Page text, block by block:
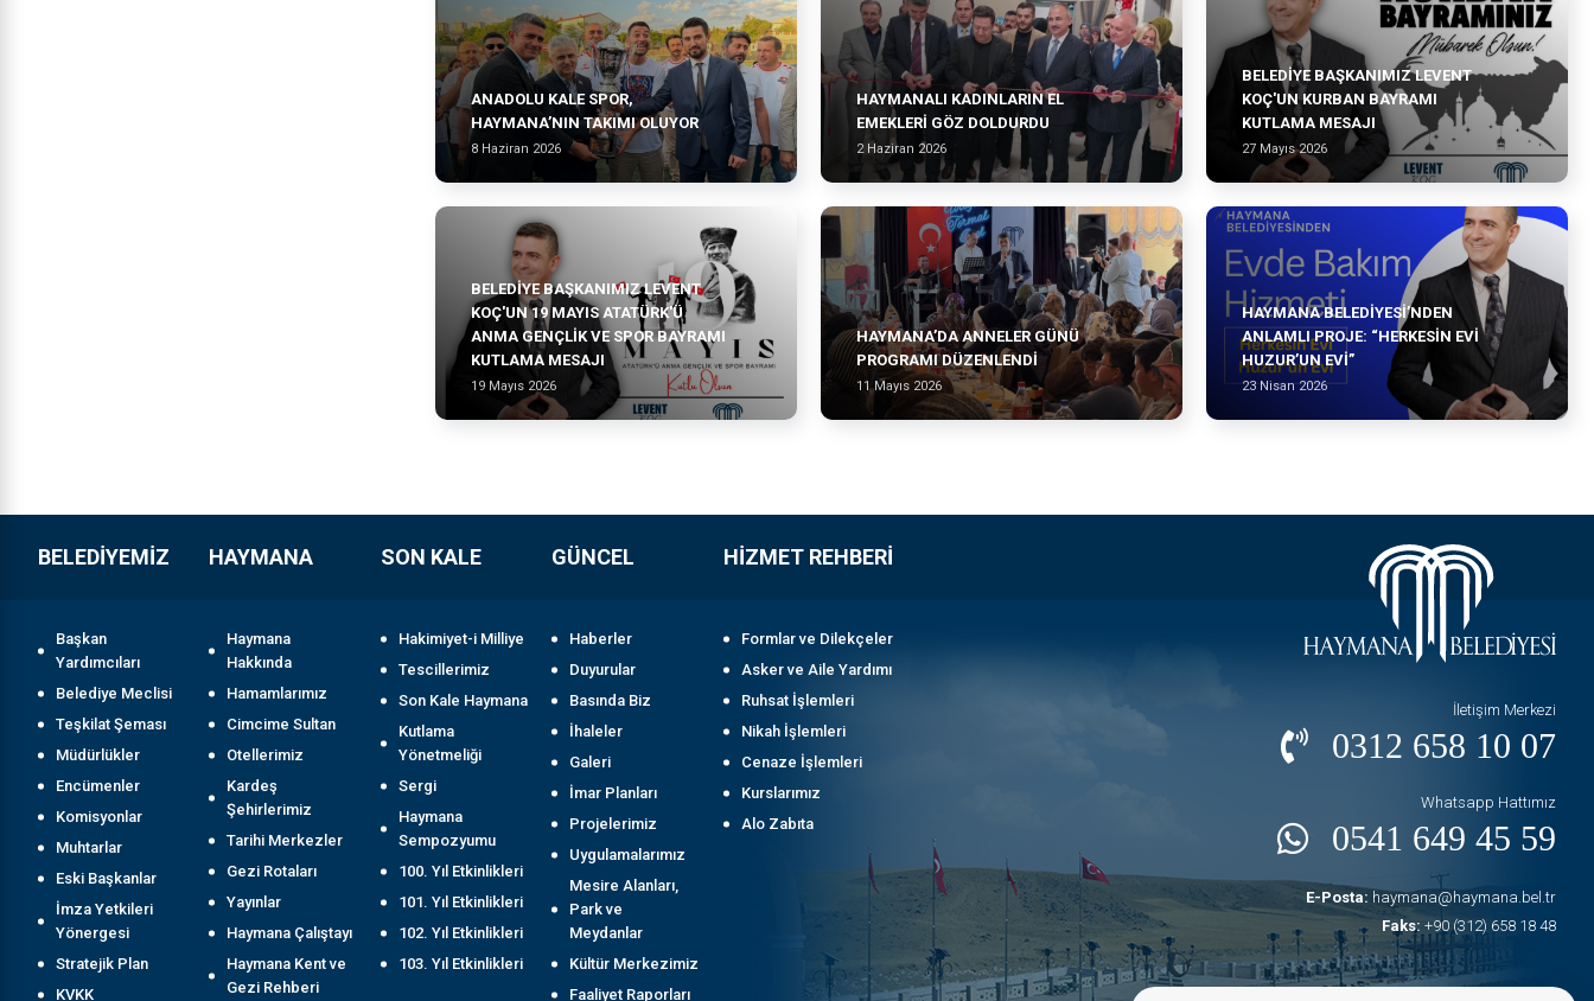
ANADOLU KALE SPOR,
HAYMANA’NIN TAKIMI OLUYOR
8 Haziran 2026
HAYMANALI KADINLARIN EL
EMEKLERI GÖZ DOLDURDU
2 Haziran 2026
BELEDIYE BAŞKANIMIZ LEVENT
KOÇ'UN KURBAN BAYRAMI
KUTLAMA MESAJI
27 Mayıs 2026
BELEDIYE BAŞKANIMIZ LEVENT
KOÇ'UN 19 MAYIS ATATÜRK'Ü
ANMA GENÇLIK VE SPOR BAYRAMI
KUTLAMA MESAJI
19 Mayıs 2026
HAYMANA’DA ANNELER GÜNÜ
PROGRAMI DÜZENLENDI
11 Mayıs 2026
HAYMANA BELEDIYESI’NDEN
ANLAMLI PROJE: “HERKESIN EVI
HUZUR’UN EVI”
23 Nisan 2026
BELEDİYEMİZ
Başkan
Yardımcıları
Belediye Meclisi
Teşkilat Şeması
Müdürlükler
Encümenler
Komisyonlar
Muhtarlar
Eski Başkanlar
İmza Yetkileri
Yönergesi
Stratejik Plan
KVKK
HAYMANA
Haymana
Hakkında
Hamamlarımız
Cimcime Sultan
Otellerimiz
Kardeş
Şehirlerimiz
Tarihi Merkezler
Gezi Rotaları
Yayınlar
Haymana Çalıştayı
Haymana Kent ve
Gezi Rehberi
SON KALE
Hakimiyet-i Milliye
Tescillerimiz
Son Kale Haymana
Kutlama
Yönetmeliği
Sergi
Haymana
Sempozyumu
100. Yıl Etkinlikleri
101. Yıl Etkinlikleri
102. Yıl Etkinlikleri
103. Yıl Etkinlikleri
GÜNCEL
Haberler
Duyurular
Basında Biz
İhaleler
Galeri
İmar Planları
Projelerimiz
Uygulamalarımız
Mesire Alanları,
Park ve
Meydanlar
Kültür Merkezimiz
Faaliyet Raporları
HİZMET REHBERİ
Formlar ve Dilekçeler
Asker ve Aile Yardımı
Ruhsat İşlemleri
Nikah İşlemleri
Cenaze İşlemleri
Kurslarımız
Alo Zabıta
İletişim Merkezi
0312 658 10 07
Whatsapp Hattımız
0541 649 45 59
E-Posta: haymana@haymana.bel.tr
Faks: +90 (312) 658 18 48